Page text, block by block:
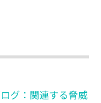
グ：関連する脅威